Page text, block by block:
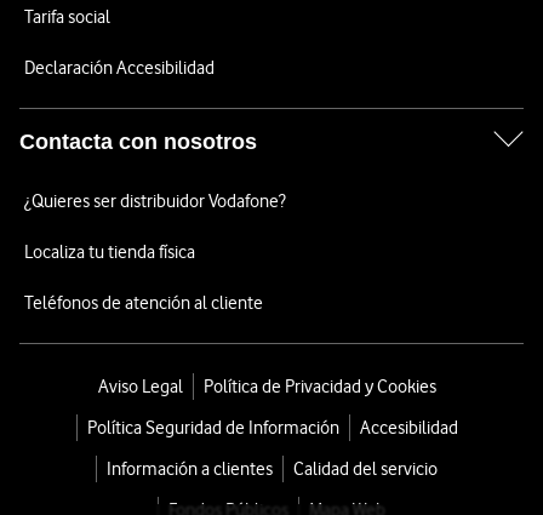
Tarifa social
Declaración Accesibilidad
Contacta con nosotros
¿Quieres ser distribuidor Vodafone?
Localiza tu tienda física
Teléfonos de atención al cliente
Aviso Legal
Política de Privacidad y Cookies
Política Seguridad de Información
Accesibilidad
Información a clientes
Calidad del servicio
Fondos Públicos
Mapa Web